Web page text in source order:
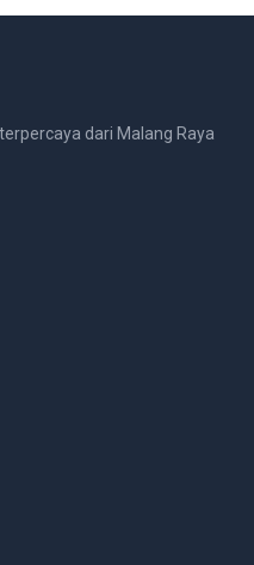
dari Malang Raya